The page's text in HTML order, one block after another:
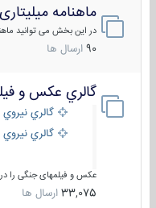
ماهنامه میلیتاری
در این بخش می توانید
90 ارسال ها
گالري عكس و فيلم
گالري نيروي
گالري نيروي
عکس و فیلمهای جنگی را در
33,075 ارسال ها